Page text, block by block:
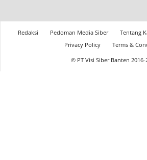
Redaksi Pedoman Media Siber Tentang
Privacy Policy
Terms &
© PT Visi Siber Banten 2016-